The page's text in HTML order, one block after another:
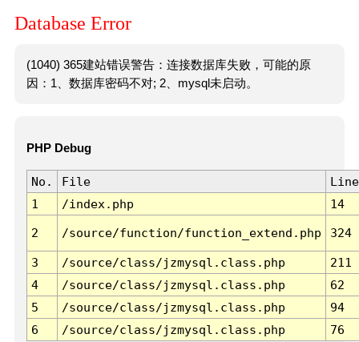
Database Error
(1040) 365建站错误警告：连接数据库失败，可能的原
因：1、数据库密码不对; 2、mysql未启动。
PHP Debug
No. File
Line
1
/index.php 14
2 /source/function/function_extend.php 324
3 /source/class/jzmysql.class.php
211
4
/source/class/jzmysql.class.php
62
5
/source/class/jzmysql.class.php
94
6
/source/class/jzmysql.class.php 76